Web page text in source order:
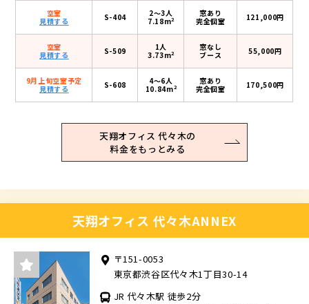
空室
見積する
S-404
2〜3人
7.18m2
窓あり
完全個室
121,000円
空室
見積する
S-509
1人
3.73m2
窓なし
ブース
55,000円
9月上旬空室予定
見積する
S-608
4〜6人
10.84m2
窓あり
完全個室
170,500円
天翔オフィス 代々木の
料金をもっとみる
天翔オフィス 代々木ANNEX
〒151-0053
東京都渋谷区代々木1丁目30-14
JR 代々木駅 徒歩2分